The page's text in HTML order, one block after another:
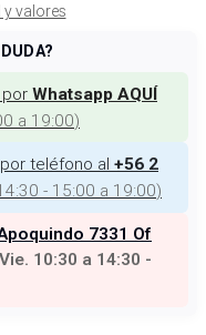
valores
Whatsapp AQUÍ
a 19:00)
teléfono al +56 2
- 15:00 a 19:00)
7331 Of
10:30 a 14:30 -